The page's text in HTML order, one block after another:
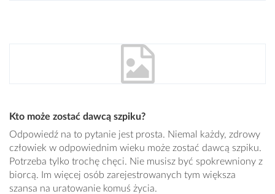
Kto może zostać dawcą szpiku?
Odpowiedź na to pytanie jest prosta. Niemal każdy, zdrowy
człowiek w odpowiednim wieku może zostać dawcą szpiku.
Potrzeba tylko trochę chęci. Nie musisz być spokrewniony z
biorcą. Im więcej osób zarejestrowanych tym większa
szansa na uratowanie komuś życia.